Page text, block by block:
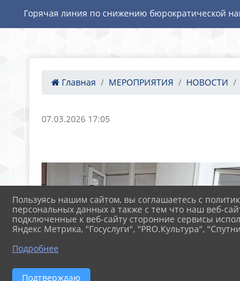
Горячая линия по снижению бюрократической
Главная МЕРОПРИЯТИЯ НОВОСТИ
07.03.2026 17:05
Пользуясь нашим сайтом, вы соглашаетесь с
персональных данных а также с тем что наш веб-
подключенные к веб-сайту сторонние сервисы
Яндекс Метрика, "Госуслуги", "PRO.Культура",
Подробнее
Подтверждаю